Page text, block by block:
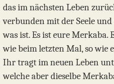
das im nächsten Leben
verbunden mit der Seele
was ist. Es ist eure Merkaba.
wie beim letzten Mal, so wie
Ihr tragt im neuen Leben
welche aber dieselbe